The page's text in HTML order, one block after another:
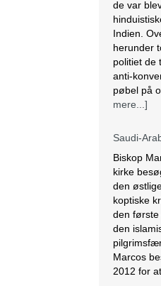
de var
Indien.
herunder
politiet de
anti-
pøbel på
mere...]
Saudi-
Biskop
kirke
den
koptiske
den første
den
Marcos
2012 for